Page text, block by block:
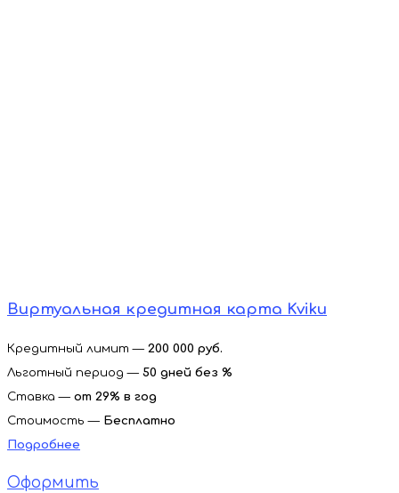
Виртуальная кредитная карта Kviku
Кредитный лимит — 200 000 руб.
Льготный период — 50 дней без %
Ставка — от 29% в год
Стоимость — Бесплатно
Подробнее
Оформить